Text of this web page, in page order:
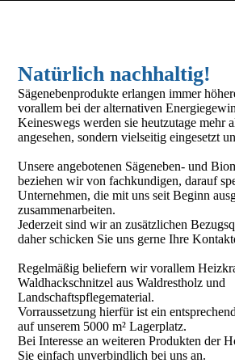
Natürlich nachhaltig!
Sägenebenprodukte erlangen immer
vorallem bei der alternativen
Keineswegs werden sie heutzutage mehr
angesehen, sondern vielseitig eingesetzt
Unsere angebotenen Sägeneben- und
beziehen wir von fachkundigen, darauf
Unternehmen, die mit uns seit Beginn
zusammenarbeiten.
Jederzeit sind wir an zusätzlichen
daher schicken Sie uns gerne Ihre
Regelmäßig beliefern wir vorallem
Waldhackschnitzel aus Waldrestholz und
Landschaftspflegematerial.
Vorraussetzung hierfür ist ein
auf unserem 5000 m² Lagerplatz.
Bei Interesse an weiteren Produkten der
Sie einfach unverbindlich bei uns an.